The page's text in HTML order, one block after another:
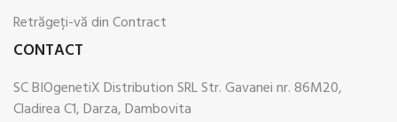
Retrăgeți-vă din Contract
CONTACT
SC BIOgenetiX Distribution SRL Str. Gavanei nr. 86M20,
Cladirea C1, Darza, Dambovita